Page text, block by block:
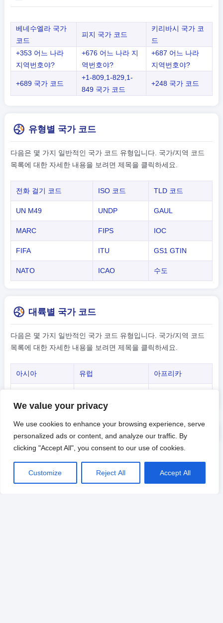
We value your privacy
We use cookies to enhance your browsing experience, serve
personalized ads or content, and analyze our traffic. By
clicking "Accept All", you consent to our use of cookies.
Customize Reject All Accept All
베네수엘라 국가
코드
피지 국가 코드
키리바시 국가 코
드
+353 어느 나라
지역번호야?
+676 어느 나라 지
역번호야?
+687 어느 나라
지역번호야?
+689 국가 코드
+1-809,1-829,1-
849 국가 코드
+248 국가 코드
유형별 국가 코드
다음은 몇 가지 일반적인 국가 코드 유형입니다. 국가/지역 코드
목록에 대한 자세한 내용을 보려면 제목을 클릭하세요.
전화 걸기 코드 ISO 코드 TLD 코드
UN M49 UNDP GAUL
MARC FIPS IOC
FIFA ITU GS1 GTIN
NATO ICAO 수도
대륙별 국가 코드
다음은 몇 가지 일반적인 국가 코드 유형입니다. 국가/지역 코드
목록에 대한 자세한 내용을 보려면 제목을 클릭하세요.
아시아 유럽 아프리카